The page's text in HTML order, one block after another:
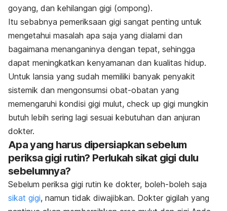
goyang, dan kehilangan gigi (ompong).
Itu sebabnya pemeriksaan gigi sangat penting untuk
mengetahui masalah apa saja yang dialami dan
bagaimana menanganinya dengan tepat, sehingga
dapat meningkatkan kenyamanan dan kualitas hidup.
Untuk lansia yang sudah memiliki banyak penyakit
sistemik dan mengonsumsi obat-obatan yang
memengaruhi kondisi gigi mulut, check up gigi mungkin
butuh lebih sering lagi sesuai kebutuhan dan anjuran
dokter.
Apa yang harus dipersiapkan sebelum
periksa gigi rutin? Perlukah sikat gigi dulu
sebelumnya?
Sebelum periksa gigi rutin ke dokter, boleh-boleh saja
sikat gigi, namun tidak diwajibkan. Dokter gigilah yang